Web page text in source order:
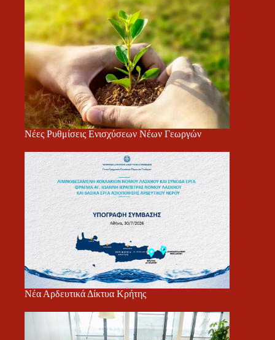
Νέες Ρυθμίσεις Ενισχύσεων Νέων Γεωργών
Νέα Αρδευτικά Δίκτυα Κρήτης